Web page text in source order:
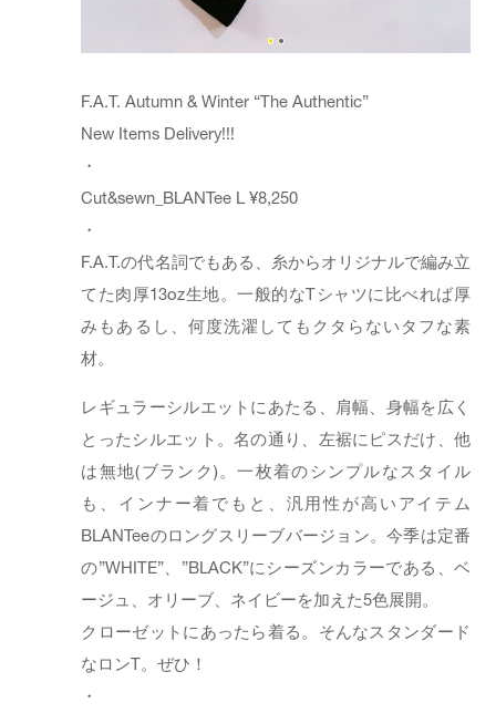
F.A.T. Autumn & Winter “The Authentic”
New Items Delivery!!!
・
Cut&sewn_ BLANTee L ¥8,250
・
F.A.T.の代名詞でもある、糸からオリジナルで編み立
てた肉厚13oz生地。一般的なTシャツに比べれば厚
みもあるし、何度洗濯してもクタらないタフな素
材。
レギュラーシルエットにあたる、肩幅、身幅を広く
とったシルエット。名の通り、左裾にピスだけ、他
は無地(ブランク)。一枚着のシンプルなスタイル
も、インナー着でもと、汎用性が高いアイテム
BLANTeeのロングスリーブバージョン。今季は定番
の”WHITE”、”BLACK”にシーズンカラーである、ベ
ージュ、オリーブ、ネイビーを加えた5色展開。
クローゼットにあったら着る。そんなスタンダード
なロンT。ぜひ！
・